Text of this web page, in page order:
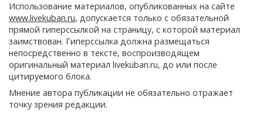
Использование материалов, опубликованных на сайте
www.livekuban.ru, допускается только с обязательной
прямой гиперссылкой на страницу, с которой материал
заимствован. Гиперссылка должна размещаться
непосредственно в тексте, воспроизводящем
оригинальный материал livekuban.ru, до или после
цитируемого блока.
Мнение автора публикации не обязательно отражает
точку зрения редакции.